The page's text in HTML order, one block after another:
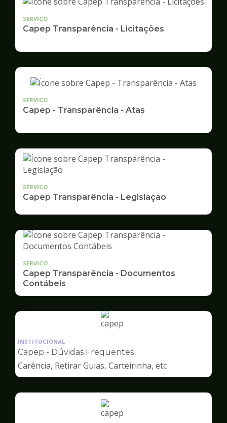
SERVICO
Capep Transparência - Licitações
SERVICO
Capep - Transparência - Atas
SERVICO
Capep Transparência - Legislação
SERVICO
Capep Transparência - Documentos
Contábeis
Ilustração
pagina
de
Capep
INSTITUCIONAL
Capep - Dúvidas Frequentes
Carência, Retirar Guias, Carteirinha, etc
Ilustração